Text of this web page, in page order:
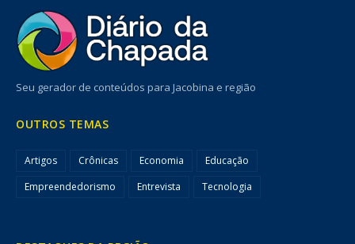
Seu gerador de conteúdos para Jacobina e região
OUTROS TEMAS
Artigos Crônicas Economia
Educação
Empreendedorismo
Entrevista Tecnologia